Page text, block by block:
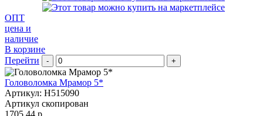
ОПТ
цена и
наличие
В корзине
Перейти
- +
Головоломка Мрамор 5*
Артикул: H515090
Артикул скопирован
1705.44 р